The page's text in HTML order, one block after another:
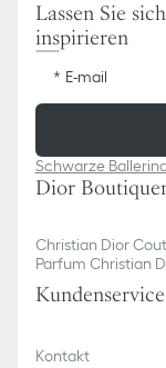
Lassen Sie
inspirieren
E-mail
Schwarze
Dior
Christian Dior
Parfum Christian
Kundenservice​
Kontakt